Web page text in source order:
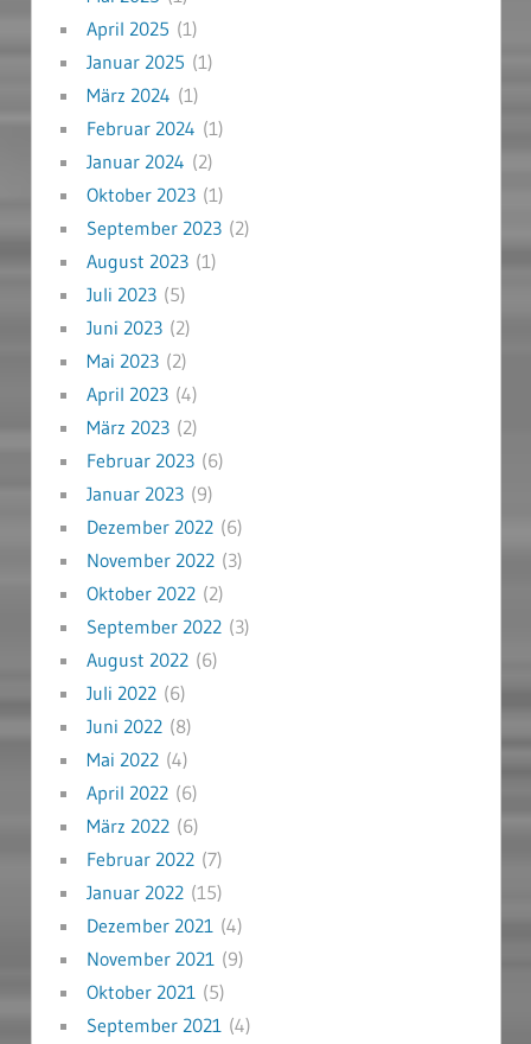
April 2025 (1)
Januar 2025 (1)
März 2024 (1)
Februar 2024 (1)
Januar 2024 (2)
Oktober 2023(1)
September 2023(2)
August 2023(1)
Juli 2023(5)
Juni 2023(2)
Mai 2023(2)
April 2023(4)
März 2023(2)
Februar 2023(6)
Januar 2023(9)
Dezember 2022(6)
November 2022(3)
Oktober 2022(2)
September 2022(3)
August 2022(6)
Juli 2022(6)
Juni 2022(8)
Mai 2022(4)
April 2022(6)
März 2022(6)
Februar 2022(7)
Januar 2022(15)
Dezember 2021 (4)
November 2021 (9)
Oktober 2021 (5)
September 2021 (4)